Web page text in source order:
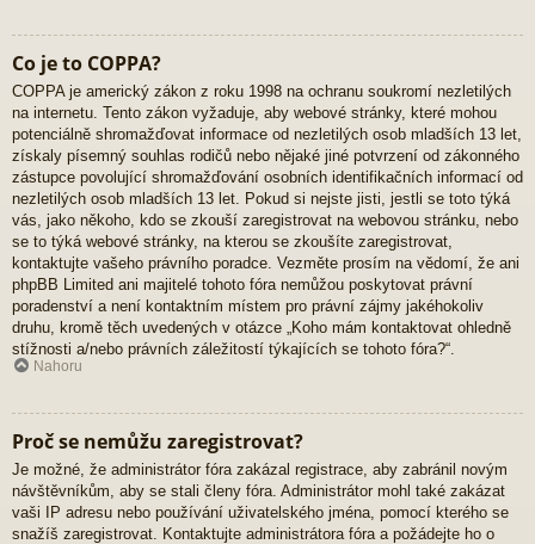
Co je to COPPA?
COPPA je americký zákon z roku 1998 na ochranu soukromí nezletilých
na internetu. Tento zákon vyžaduje, aby webové stránky, které mohou
potenciálně shromažďovat informace od nezletilých osob mladších 13 let,
získaly písemný souhlas rodičů nebo nějaké jiné potvrzení od zákonného
zástupce povolující shromažďování osobních identifikačních informací od
nezletilých osob mladších 13 let. Pokud si nejste jisti, jestli se toto týká
vás, jako někoho, kdo se zkouší zaregistrovat na webovou stránku, nebo
se to týká webové stránky, na kterou se zkoušíte zaregistrovat,
kontaktujte vašeho právního poradce. Vezměte prosím na vědomí, že ani
phpBB Limited ani majitelé tohoto fóra nemůžou poskytovat právní
poradenství a není kontaktním místem pro právní zájmy jakéhokoliv
druhu, kromě těch uvedených v otázce „Koho mám kontaktovat ohledně
stížnosti a/nebo právních záležitostí týkajících se tohoto fóra?“.
Nahoru
Proč se nemůžu zaregistrovat?
Je možné, že administrátor fóra zakázal registrace, aby zabránil novým
návštěvníkům, aby se stali členy fóra. Administrátor mohl také zakázat
vaši IP adresu nebo používání uživatelského jména, pomocí kterého se
snažíš zaregistrovat. Kontaktujte administrátora fóra a požádejte ho o